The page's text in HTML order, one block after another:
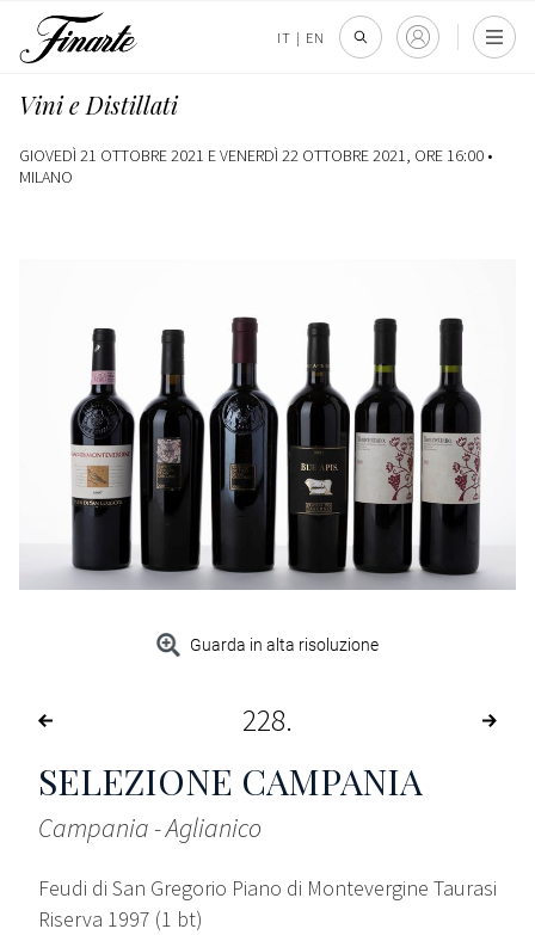
IT | EN
Vini e Distillati
GIOVEDÌ 21 OTTOBRE 2021 E VENERDÌ 22 OTTOBRE 2021, ORE 16:00 •
MILANO
Guarda in alta risoluzione
228
SELEZIONE CAMPANIA
Campania - Aglianico
Feudi di San Gregorio Piano di Montevergine Taurasi
Riserva 1997 (1 bt)